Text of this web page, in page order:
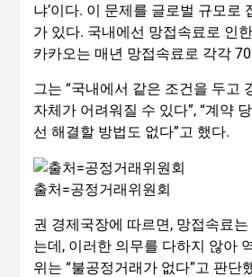
냐’이다. 이 문제를 글로벌 규모
가 있다. 국내에선 망접속료로 인
카카오는 매년 망접속료로 각각
그는 “국내에서 같은 조건을 두고
자체가 어려워질 수 있다”, “계약
선 해결할 방법도 없다”고 했다.
출처=공정거래위원회
권 경제국장에 따르면, 망접속료
는데, 이러한 의무를 다하지 않아
위는 “불공정거래가 없다”고 판